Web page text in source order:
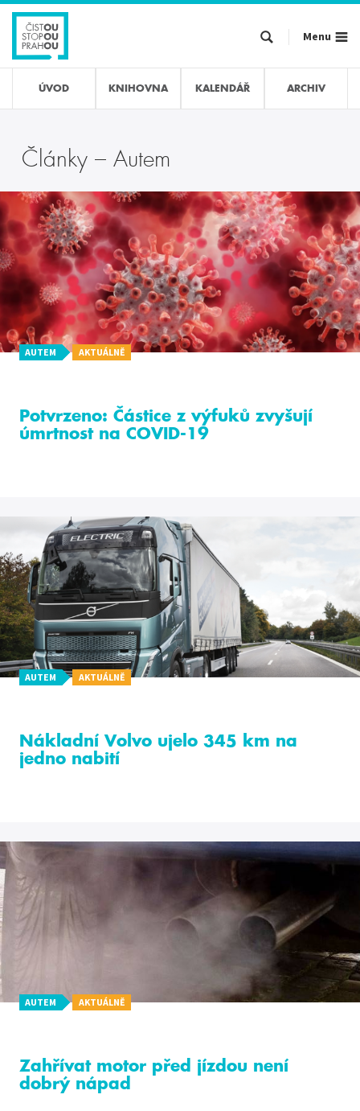
Přejít
hlavnímu
obsahu
Menu
ÚVOD KNIHOVNA KALENDÁŘ ARCHIV
Články – Autem
AUTEM AKTUÁLNĚ
Potvrzeno: Částice z výfuků zvyšují
úmrtnost na COVID-19
AUTEM AKTUÁLNĚ
Nákladní Volvo ujelo 345 km na
jedno nabití
AUTEM AKTUÁLNĚ
Zahřívat motor před jízdou není
dobrý nápad